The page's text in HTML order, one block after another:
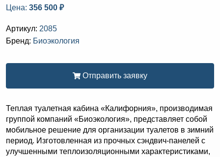
Цена: 356 500 ₽
Артикул: 2085
Бренд: Биоэкология
Отправить заявку
Теплая туалетная кабина «Калифорния», производимая
группой компаний «Биоэкология», представляет собой
мобильное решение для организации туалетов в зимний
период. Изготовленная из прочных сэндвич-панелей с
улучшенными теплоизоляционными характеристиками,